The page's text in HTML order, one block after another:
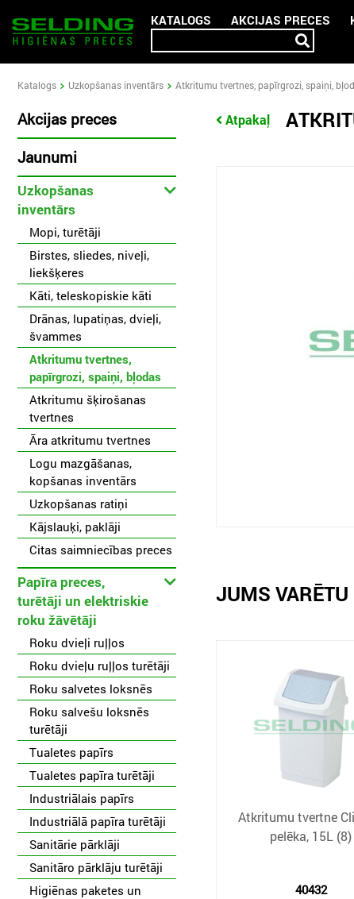
KATALOGS AKCIJAS PRECES
Katalogs Uzkopšanas inventārs Atkritumu tvertnes, papīrgrozi, spaiņi,
Akcijas preces
Jaunumi
Uzkopšanas
inventārs
Mopi, turētāji
Birstes, sliedes, niveļi,
liekšķeres
Kāti, teleskopiskie kāti
Drānas, lupatiņas, dvieļi,
švammes
Atkritumu tvertnes,
papīrgrozi, spaiņi, bļodas
Atkritumu šķirošanas
tvertnes
Āra atkritumu tvertnes
Logu mazgāšanas,
kopšanas inventārs
Uzkopšanas ratiņi
Kājslauķi, paklāji
Citas saimniecības preces
Papīra preces,
turētāji un elektriskie
roku žāvētāji
Roku dvieļi ruļļos
Roku dvieļu ruļļos turētāji
Roku salvetes loksnēs
Roku salvešu loksnēs
turētāji
Tualetes papīrs
Tualetes papīra turētāji
Industriālais papīrs
Industriālā papīra turētāji
Sanitārie pārklāji
Sanitāro pārklāju turētāji
Higiēnas paketes un
Atpakaļ
JUMS VARĒTU
Atkritumu tvertne
pelēka, 15L (8)
40432